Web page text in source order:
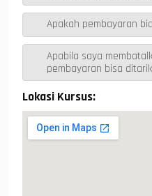
Apakah pembayaran
Apabila saya
pembayaran bisa
Lokasi Kursus: